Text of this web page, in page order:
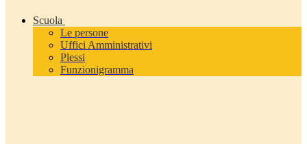
Scuola
Le persone
Uffici Amministrativi
Plessi
Funzionigramma